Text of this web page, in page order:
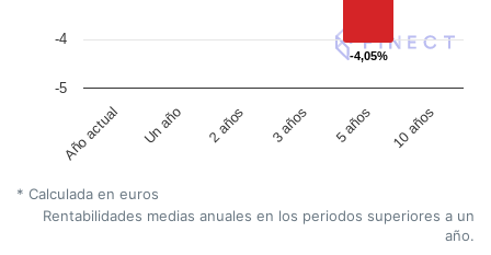
-4,05%
-4,05%
Año actual Un año 2 años 3 años 5 años 10 años
-5
-4
* Calculada en euros
Rentabilidades medias anuales en los periodos superiores a un
año.